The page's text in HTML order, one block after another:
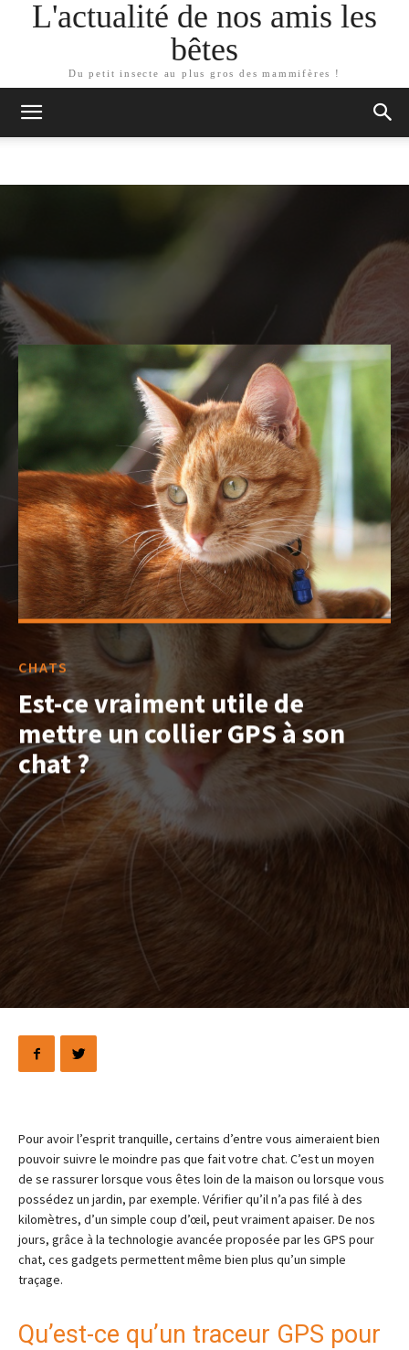
L'actualité de nos amis les
bêtes
Du petit insecte au plus gros des mammifères !
CHATS
Est-ce vraiment utile de
mettre un collier GPS à son
chat ?
Pour avoir l’esprit tranquille, certains d’entre vous aimeraient bien
pouvoir suivre le moindre pas que fait votre chat. C’est un moyen
de se rassurer lorsque vous êtes loin de la maison ou lorsque vous
possédez un jardin, par exemple. Vérifier qu’il n’a pas filé à des
kilomètres, d’un simple coup d’œil, peut vraiment apaiser. De nos
jours, grâce à la technologie avancée proposée par les GPS pour
chat, ces gadgets permettent même bien plus qu’un simple
traçage.
Qu’est-ce qu’un traceur GPS pour